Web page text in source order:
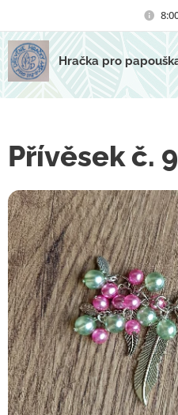
Hračka pro
Přívěsek č. 9